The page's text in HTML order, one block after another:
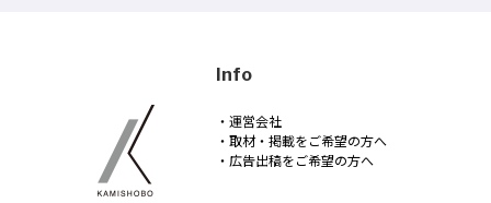
Info
・運営会社
・取材・掲載をご希望の方へ
・広告出稿をご希望の方へ